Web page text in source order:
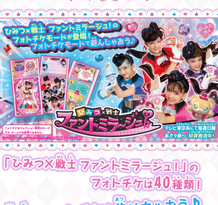
会社情報 採用情報
プレスリリース よくあるご質問
ビジネスのお客様
閉じる